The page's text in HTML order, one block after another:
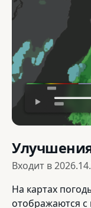
Входит в
На картах
отображаются